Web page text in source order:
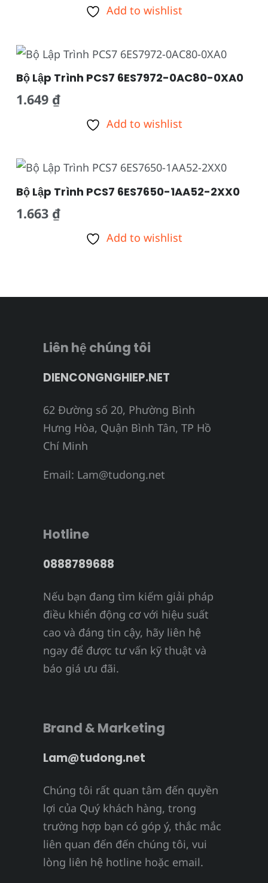
Add to wishlist
Bộ Lập Trình PCS7 6ES7972-0AC80-0XA0
1.649 ₫
Add to wishlist
Bộ Lập Trình PCS7 6ES7650-1AA52-2XX0
1.663 ₫
Add to wishlist
Liên hệ chúng tôi
DIENCONGNGHIEP.NET
62 Đường số 20, Phường Bình
Hưng Hòa, Quận Bình Tân, TP Hồ
Chí Minh
Email: Lam@tudong.net
Hotline
0888789688
Nếu bạn đang tìm kiếm giải pháp
điều khiển động cơ với hiệu suất
cao và đáng tin cậy, hãy liên hệ
ngay để được tư vấn kỹ thuật và
báo giá ưu đãi.
Brand & Marketing
Lam@tudong.net
Chúng tôi rất quan tâm đến quyền
lợi của Quý khách hàng, trong
trường hợp bạn có góp ý, thắc mắc
liên quan đến đến chúng tôi, vui
lòng liên hệ hotline hoặc email.